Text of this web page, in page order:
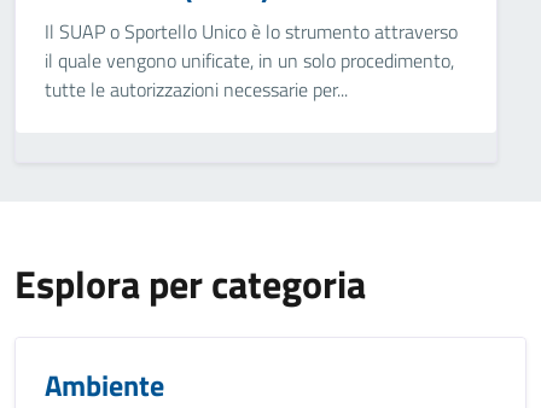
Il SUAP o Sportello Unico è lo strumento attraverso
il quale vengono unificate, in un solo procedimento,
tutte le autorizzazioni necessarie per...
Esplora per categoria
Ambiente